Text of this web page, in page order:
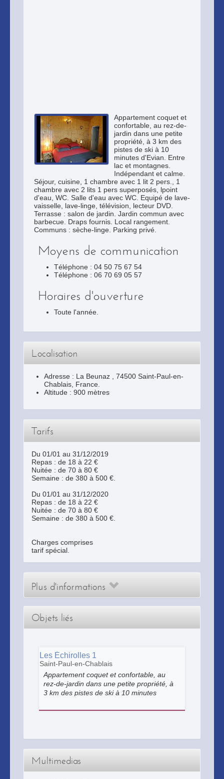
Appartement coquet et
confortable, au rez-de-
jardin dans une petite
propriété, à 3 km des
pistes de ski à 10
minutes d'Evian. Entre
lac et montagnes.
Indépendant et calme.
Séjour, cuisine, 1 chambre avec 1 lit 2 pers., 1
chambre avec 2 lits 1 pers superposés, lpoint
d'eau, WC. Salle d'eau avec WC. Equipé de lave-
vaisselle, lave-linge, télévision, lecteur DVD.
Terrasse : salon de jardin. Jardin commun avec
barbecue. Draps fournis. Local rangement.
Communs : sèche-linge. Parking privé.
Moyens de communication
Téléphone : 04 50 75 67 54
Téléphone : 06 70 69 05 57
Horaires d'ouverture
Toute l'année.
Localisation
Adresse : La Beunaz 74500 Saint-Paul-en-
Chablais , France.
Altitude : 900 mètres
Tarifs
Du 01/01 au 31/12/2019
Repas : de 18 à 22 €
Nuitée : de 70 à 80 €
Semaine : de 380 à 500 €.
Du 01/01 au 31/12/2020
Repas : de 18 à 22 €
Nuitée : de 70 à 80 €
Semaine : de 380 à 500 €.
Charges comprises
tarif spécial.
Plus d'informations
Objets liés
Les Échirolles 1
Saint-Paul-en-Chablais
Appartement coquet et confortable, au
rez-de-jardin dans une petite propriété, à
3 km des pistes de ski à 10 minutes
Indépendant et calme.
Multimedias